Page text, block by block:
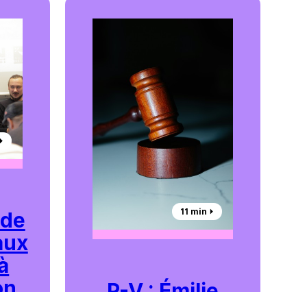
11 min ⏵︎